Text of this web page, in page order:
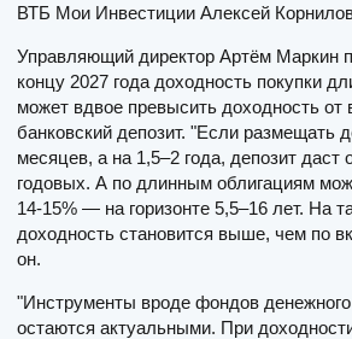
ВТБ Мои Инвестиции Алексей
Управляющий директор Артём Маркин
концу 2027 года доходность покупки
может вдвое превысить доходность от
банковский депозит. "Если размещать
месяцев, а на 1,5–2 года, депозит даст
годовых. А по длинным облигациям
14-15% — на горизонте 5,5–16 лет. На
доходность становится выше, чем по
он.
"Инструменты вроде фондов
остаются актуальными. При